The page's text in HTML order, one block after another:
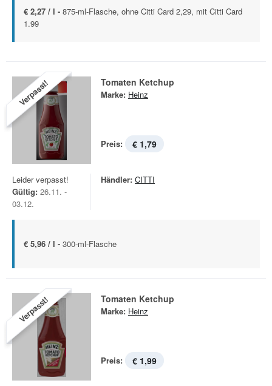
€ 2,27 / l - 875-ml-Flasche, ohne Citti Card 2,29, mit Citti Card
1.99
Verpasst! Tomaten Ketchup
Marke: Heinz
Preis: € 1,79
Leider verpasst!
Gültig: 26.11. -
03.12.
Händler: CITTI
€ 5,96 / l - 300-ml-Flasche
Verpasst! Tomaten Ketchup
Marke: Heinz
Preis: € 1,99